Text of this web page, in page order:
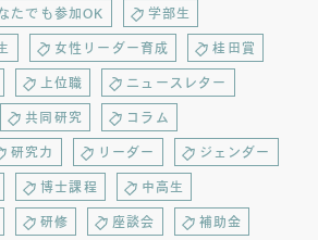
たでも参加OK 学部生
女性リーダー育成 桂田賞
上位職 ニュースレター
共同研究 コラム
研究力 リーダー ジェンダー
博士課程 中高生
研修 座談会 補助金